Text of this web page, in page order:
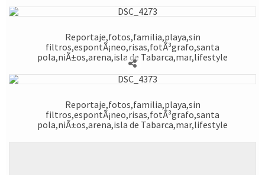
Reportaje,fotos,familia,playa,sin
filtros,espontÃ¡neo,risas,fotÃ³grafo,santa
pola,niÃ±os,arena,isla de Tabarca,mar,lifestyle
Reportaje,fotos,familia,playa,sin
filtros,espontÃ¡neo,risas,fotÃ³grafo,santa
pola,niÃ±os,arena,isla de Tabarca,mar,lifestyle